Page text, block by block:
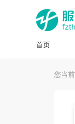
首页
您当